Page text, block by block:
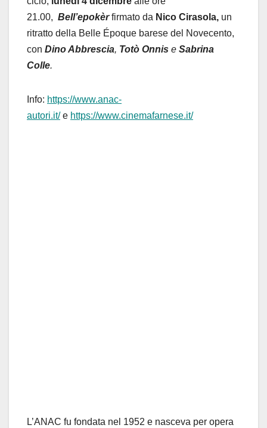
21.00, Bell’epokèrfirmato da Nico Cirasola, un
ritratto della Belle Époque barese del Novecento,
con Dino Abbrescia, Totò Onnis e Sabrina
Colle.
Info: https://www.anac-
autori.it/e https://www.cinemafarnese.it/
L’ANAC fu fondata nel 1952 e nasceva per opera